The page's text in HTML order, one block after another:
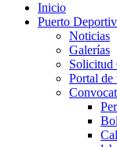
Inicio
Puerto
Noticias
Galerías
Solicitud
Portal de